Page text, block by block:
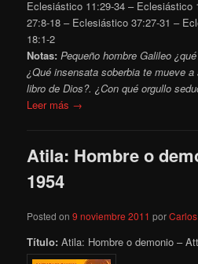
Eclesiástico 11:29-34 – Eclesiástico
27:8-18 – Eclesiástico 37:27-31 –
18:1-2
Notas:Pequeño hombre Galileo
¿Qué insensata soberbia te mueve
libro de Dios?. ¿Con qué orgullo
Leer más →
Atila: Hombre o
1954
Posted on9 noviembre 2011 porCarlos
Título: Atila: Hombre o demonio –